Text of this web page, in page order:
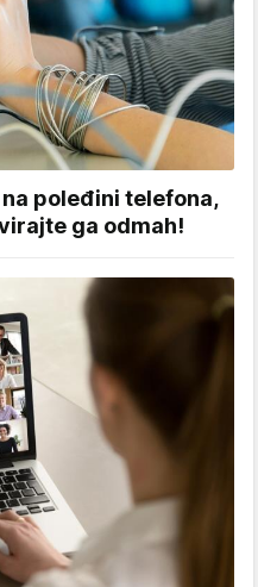
poleđini telefona,
ga odmah!